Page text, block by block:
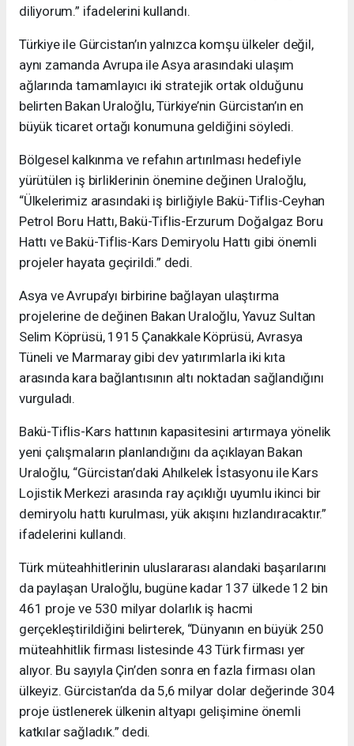
diliyorum.” ifadelerini kullandı.
Türkiye ile Gürcistan’ın yalnızca komşu ülkeler değil,
aynı zamanda Avrupa ile Asya arasındaki ulaşım
ağlarında tamamlayıcı iki stratejik ortak olduğunu
belirten Bakan Uraloğlu, Türkiye’nin Gürcistan’ın en
büyük ticaret ortağı konumuna geldiğini söyledi.
Bölgesel kalkınma ve refahın artırılması hedefiyle
yürütülen iş birliklerinin önemine değinen Uraloğlu,
“Ülkelerimiz arasındaki iş birliğiyle Bakü-Tiflis-Ceyhan
Petrol Boru Hattı, Bakü-Tiflis-Erzurum Doğalgaz Boru
Hattı ve Bakü-Tiflis-Kars Demiryolu Hattı gibi önemli
projeler hayata geçirildi.” dedi.
Asya ve Avrupa’yı birbirine bağlayan ulaştırma
projelerine de değinen Bakan Uraloğlu, Yavuz Sultan
Selim Köprüsü, 1915 Çanakkale Köprüsü, Avrasya
Tüneli ve Marmaray gibi dev yatırımlarla iki kıta
arasında kara bağlantısının altı noktadan sağlandığını
vurguladı.
Bakü-Tiflis-Kars hattının kapasitesini artırmaya yönelik
yeni çalışmaların planlandığını da açıklayan Bakan
Uraloğlu, “Gürcistan’daki Ahılkelek İstasyonu ile Kars
Lojistik Merkezi arasında ray açıklığı uyumlu ikinci bir
demiryolu hattı kurulması, yük akışını hızlandıracaktır.”
ifadelerini kullandı.
Türk müteahhitlerinin uluslararası alandaki başarılarını
da paylaşan Uraloğlu, bugüne kadar 137 ülkede 12 bin
461 proje ve 530 milyar dolarlık iş hacmi
gerçekleştirildiğini belirterek, “Dünyanın en büyük 250
müteahhitlik firması listesinde 43 Türk firması yer
alıyor. Bu sayıyla Çin’den sonra en fazla firması olan
ülkeyiz. Gürcistan’da da 5,6 milyar dolar değerinde 304
proje üstlenerek ülkenin altyapı gelişimine önemli
katkılar sağladık.” dedi.